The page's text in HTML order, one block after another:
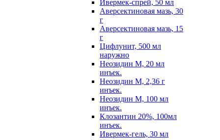
Ивермек-спрей, 50 мл
Аверсектиновая мазь, 30
г
Аверсектиновая мазь, 15
г
Цифлунит, 500 мл
наружно
Неозидин М, 20 мл
инъек.
Неозидин М, 2,36 г
инъек.
Неозидин М, 100 мл
инъек.
Клозантин 20%, 100мл
инъек.
Ивермек-гель, 30 мл